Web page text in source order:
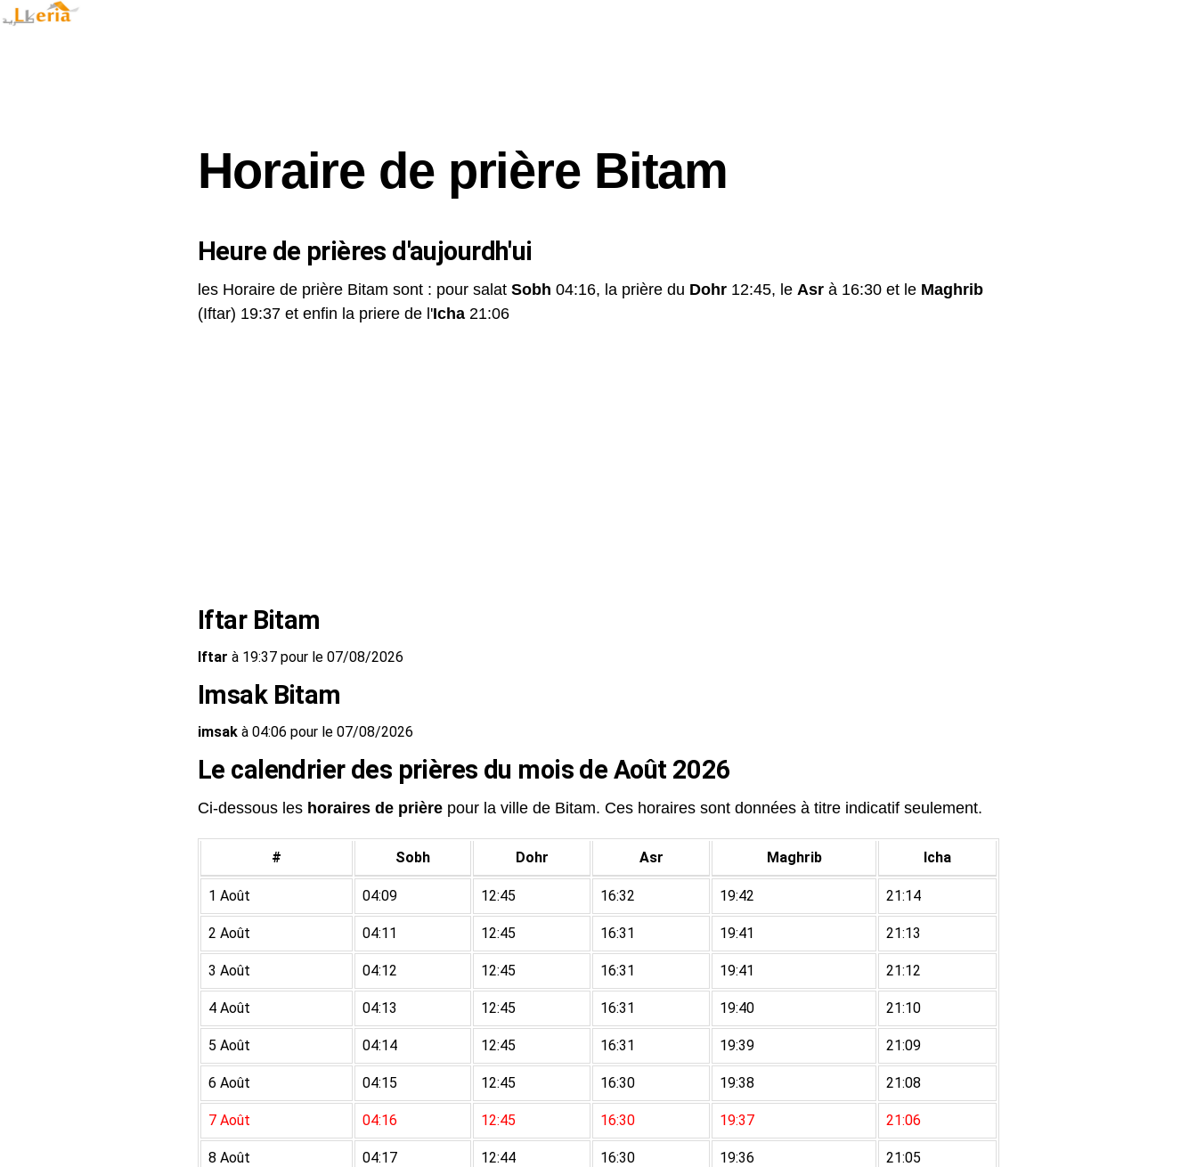
Horaire de prière Bitam
Heure de prières d'aujourdh'ui
les Horaire de prière Bitam sont : pour salat Sobh 04:16, la prière du Dohr 12:45, le Asr à 16:30 et le Maghrib
(Iftar) 19:37 et enfin la priere de l'Icha 21:06
Iftar Bitam
Iftar à 19:37 pour le 07/08/2026
Imsak Bitam
imsak à 04:06 pour le 07/08/2026
Le calendrier des prières du mois de Août 2026
Ci-dessous les horaires de prière pour la ville de Bitam. Ces horaires sont données à titre indicatif seulement.
# Sobh Dohr Asr Maghrib Icha
1 Août 04:09 12:45 16:32 19:42 21:14
2 Août 04:11 12:45 16:31 19:41 21:13
3 Août 04:12 12:45 16:31 19:41 21:12
4 Août 04:13 12:45 16:31 19:40 21:10
5 Août 04:14 12:45 16:31 19:39 21:09
6 Août 04:15 12:45 16:30 19:38 21:08
7 Août 04:16 12:45 16:30 19:37 21:06
8 Août 04:17 12:44 16:30 19:36 21:05